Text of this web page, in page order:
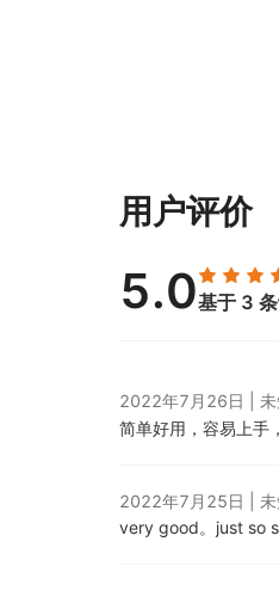
用户评价
5.0基于 3
2022年7月26日
简单好用，容易上手
2022年7月25日
very good。 just so